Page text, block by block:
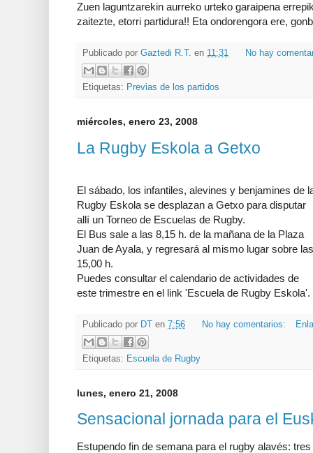
Zuen laguntzarekin aurreko urteko garaipena
zaitezte, etorri partidura!! Eta ondorengora ere,
Publicado por Gaztedi R.T. en 11:31 No hay
Etiquetas: Previas de los partidos
miércoles, enero 23, 2008
La Rugby Eskola a Getxo
El sábado, los infantiles, alevines y benjamines de
Rugby Eskola se desplazan a Getxo para disputar
allí un Torneo de Escuelas de Rugby.
El Bus sale a las 8,15 h. de la mañana de la Plaza
Juan de Ayala, y regresará al mismo lugar sobre las
15,00 h.
Puedes consultar el calendario de actividades de
este trimestre en el link 'Escuela de Rugby Eskola'.
Publicado por DT en 7:56 No hay comentarios:
Etiquetas: Escuela de Rugby
lunes, enero 21, 2008
Sensacional jornada para el
Estupendo fin de semana para el rugby alavés: